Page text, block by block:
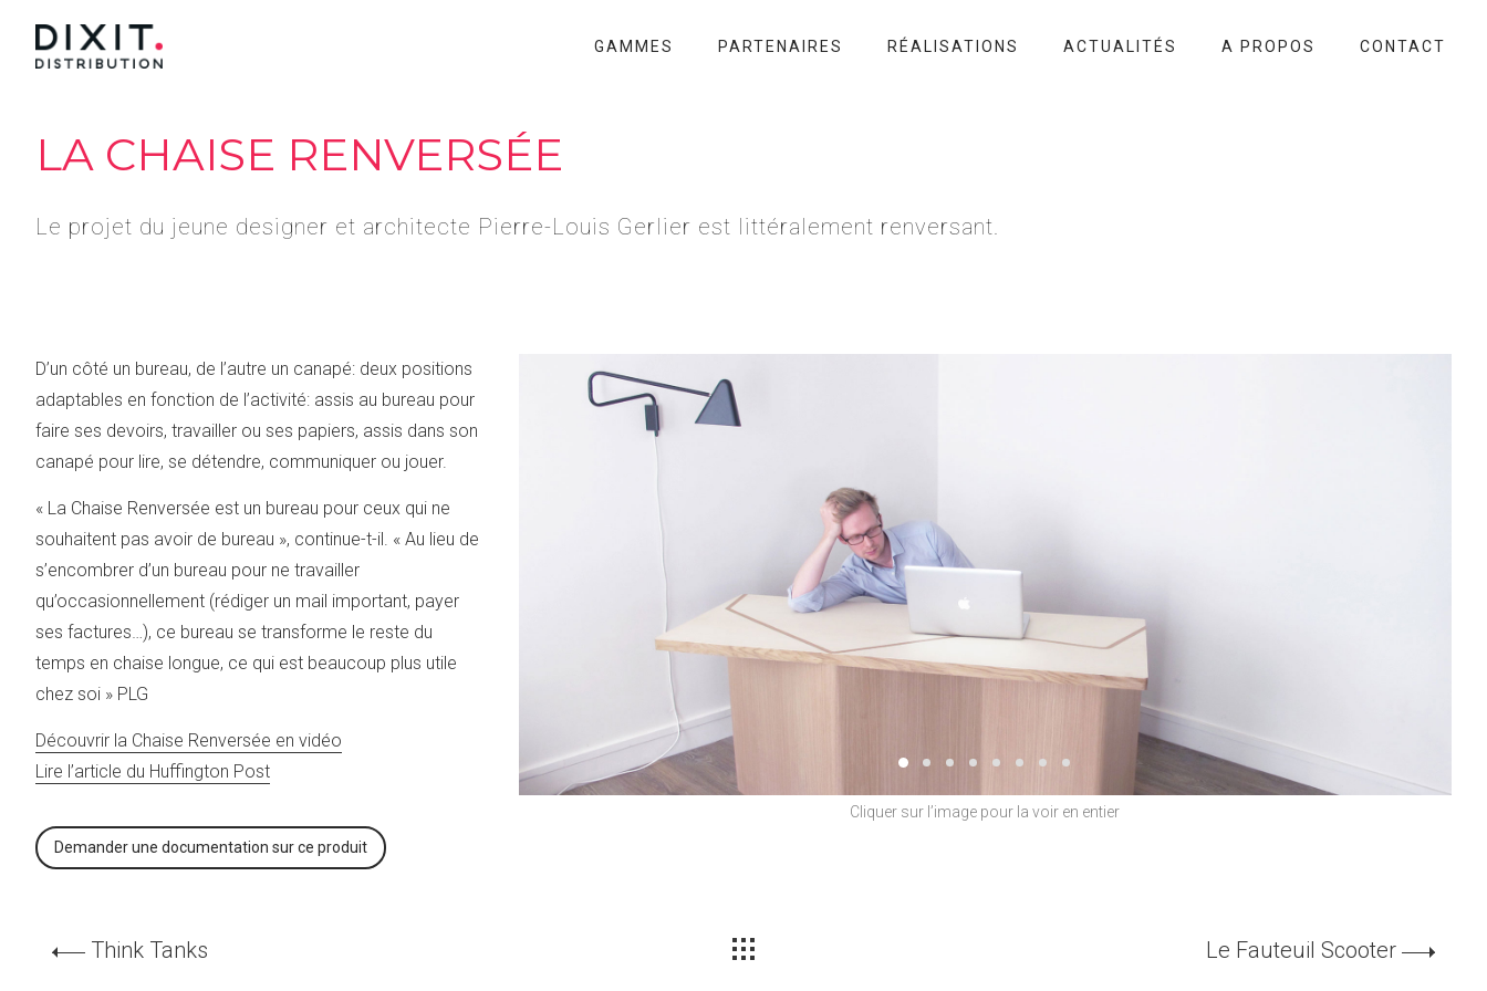
GAMMES PARTENAIRES RÉALISATIONS ACTUALITÉS A PROPOS CONTACT
LA CHAISE RENVERSÉE
Le projet du jeune designer et architecte Pierre-Louis Gerlier est littéralement renversant.
D’un côté un bureau, de l’autre un canapé: deux positions
adaptables en fonction de l’activité: assis au bureau pour
faire ses devoirs, travailler ou ses papiers, assis dans son
canapé pour lire, se détendre, communiquer ou jouer.
« La Chaise Renversée est un bureau pour ceux qui ne
souhaitent pas avoir de bureau », continue-t-il. « Au lieu de
s’encombrer d’un bureau pour ne travailler
qu’occasionnellement (rédiger un mail important, payer
ses factures…), ce bureau se transforme le reste du
temps en chaise longue, ce qui est beaucoup plus utile
chez soi » PLG
Découvrir la Chaise Renversée en vidéo
Lire l’article du Huffington Post
Demander une documentation sur ce produit
Cliquer sur l’image pour la voir en entier
Think Tanks Le Fauteuil Scooter